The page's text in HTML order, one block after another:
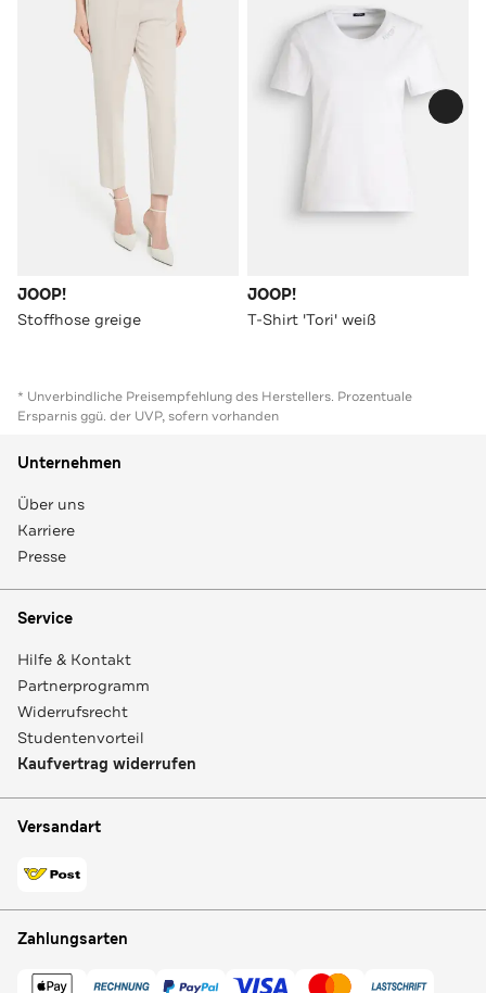
JOOP!
Stoffhose greige
JOOP!
T-Shirt 'Tori' weiß
* Unverbindliche Preisempfehlung des Herstellers. Prozentuale
Ersparnis ggü. der UVP, sofern vorhanden
Unternehmen
Über uns
Karriere
Presse
Service
Hilfe & Kontakt
Partnerprogramm
Widerrufsrecht
Studentenvorteil
Kaufvertrag widerrufen
Versandart
Zahlungsarten